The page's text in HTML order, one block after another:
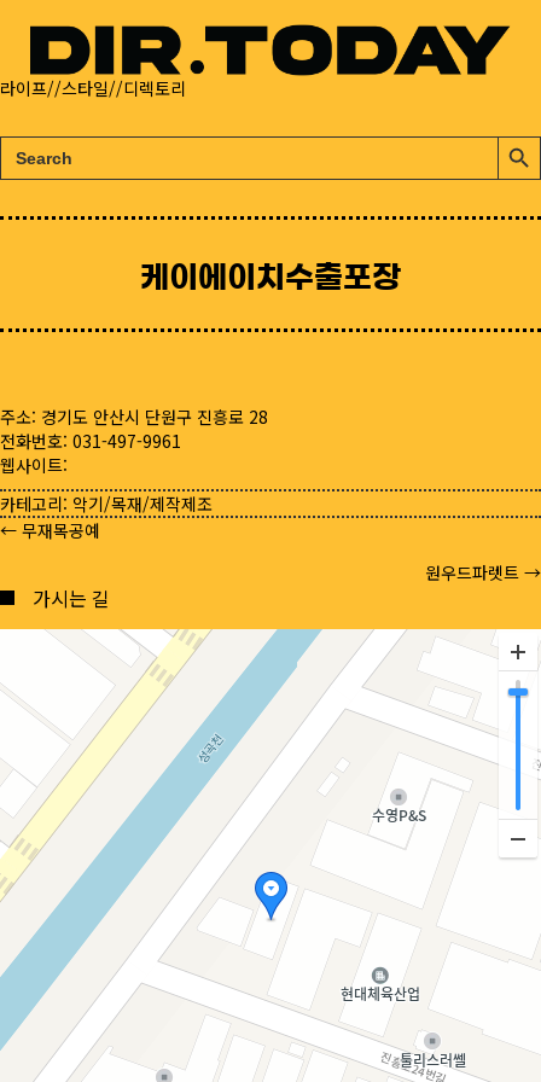
라이프//스타일//디렉토리
검
색:
검
색
튼
케이에이치수출포장
주소: 경기도 안산시 단원구 진흥로 28
전화번호: 031-497-9961
웹사이트:
카테고리: 악기/목재/제작제조
Posts
navigation
← 무재목공예
원우드파렛트 →
가시는 길